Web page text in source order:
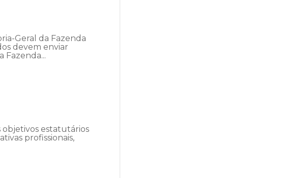
Geral da Fazenda
devem enviar
objetivos estatutários
profissionais,